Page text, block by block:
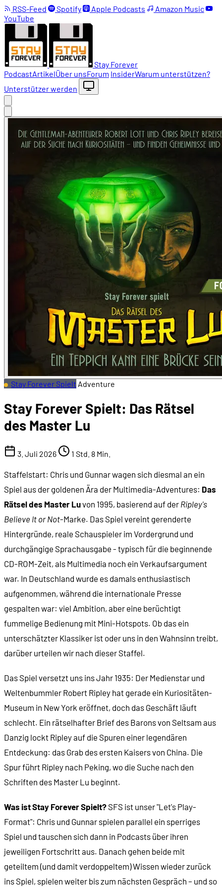
RSS-Feed Spotify Apple Podcasts
Amazon Music
YouTube
Stay Forever
PodcastArtikelÜber unsForum InsiderWarum unterstützen?
Unterstützer werden
Stay Forever Spielt Adventure
Stay Forever Spielt: Das Rätsel
des Master Lu
3. Juli 2026 1 Std. 8 Min.
Staffelstart: Chris und Gunnar wagen sich diesmal an ein
Spiel aus der goldenen Ära der Multimedia-Adventures: Das
Rätsel des Master Luvon 1995, basierend auf der Ripley's
Believe It or Not-Marke. Das Spiel vereint gerenderte
Hintergründe, reale Schauspieler im Vordergrund und
durchgängige Sprachausgabe - typisch für die beginnende
CD-ROM-Zeit, als Multimedia noch ein Verkaufsargument
war. In Deutschland wurde es damals enthusiastisch
aufgenommen, während die internationale Presse
gespalten war: viel Ambition, aber eine berüchtigt
fummelige Bedienung mit Mini-Hotspots. Ob das ein
unterschätzter Klassiker ist oder uns in den Wahnsinn treibt,
darüber urteilen wir nach dieser Staffel.
Das Spiel versetzt uns ins Jahr 1935: Der Medienstar und
Weltenbummler Robert Ripley hat gerade ein Kuriositäten-
Museum in New York eröffnet, doch das Geschäft läuft
schlecht. Ein rätselhafter Brief des Barons von Seltsam aus
Danzig lockt Ripley auf die Spuren einer legendären
Entdeckung: das Grab des ersten Kaisers von China. Die
Spur führt Ripley nach Peking, wo die Suche nach den
Schriften des Master Lu beginnt.
Was ist Stay Forever Spielt? SFS ist unser "Let's Play-
Format": Chris und Gunnar spielen parallel ein sperriges
Spiel und tauschen sich dann in Podcasts über ihren
jeweiligen Fortschritt aus. Danach gehen beide mit
geteiltem (und damit verdoppeltem) Wissen wieder zurück
ins Spiel, spielen weiter bis zum nächsten Gespräch – und so